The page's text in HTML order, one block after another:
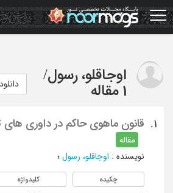
Skip
to
main
اوجاقلو، رسول/
1 مقاله
1. قانون ماهوی حاکم در داوری های
مقاله
نویسنده : اوجاقلو، رسول ؛
چکیده کلیدواژه